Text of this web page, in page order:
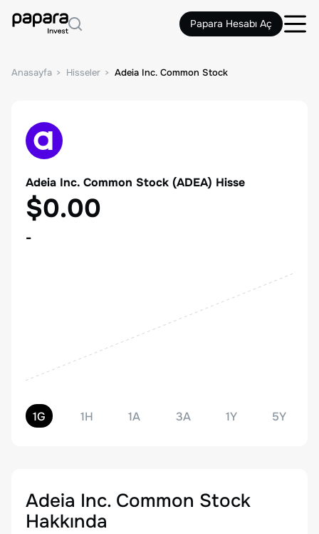
Papara Hesabı Aç
Anasayfa Hisseler Adeia Inc. Common Stock
Adeia Inc. Common Stock (ADEA) Hisse
$0.00
-
1G 1H 1A 3A 1Y 5Y
Adeia Inc. Common Stock
Hakkında